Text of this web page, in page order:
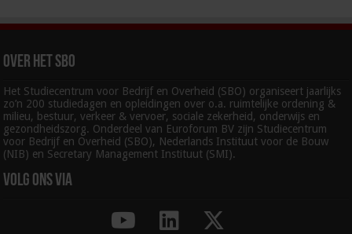
Over het SBO
Het Studiecentrum voor Bedrijf en Overheid (SBO) organiseert jaarlijks
zo’n 200 studiedagen en opleidingen over o.a. ruimtelijke ordening &
milieu, bestuur, verkeer & vervoer, sociale zekerheid, onderwijs en
gezondheidszorg. Onderdeel van Euroforum BV zijn Studiecentrum
voor Bedrijf en Overheid (SBO), Nederlands Instituut voor de Bouw
(NIB) en Secretary Management Instituut (SMI).
Volg ons via